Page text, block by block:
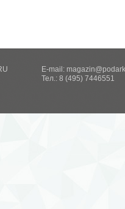
E-mail:
Тел.: 8 (495) 7446551